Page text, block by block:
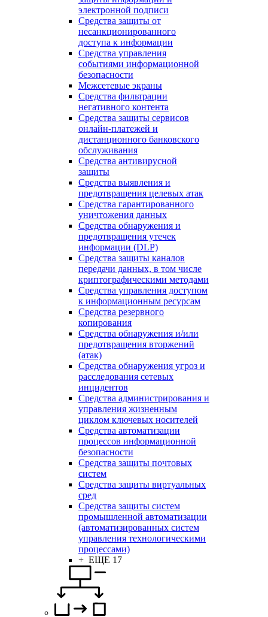
электронной подписи
Средства защиты от
несанкционированного
доступа к информации
Средства управления
событиями информационной
безопасности
Межсетевые экраны
Средства фильтрации
негативного контента
Средства защиты сервисов
онлайн-платежей и
дистанционного банковского
обслуживания
Средства антивирусной
защиты
Средства выявления и
предотвращения целевых атак
Средства гарантированного
уничтожения данных
Средства обнаружения и
предотвращения утечек
информации (DLP)
Средства защиты каналов
передачи данных, в том числе
криптографическими методами
Средства управления доступом
к информационным ресурсам
Средства резервного
копирования
Средства обнаружения и/или
предотвращения вторжений
(атак)
Средства обнаружения угроз и
расследования сетевых
инцидентов
Средства администрирования и
управления жизненным
циклом ключевых носителей
Средства автоматизации
процессов информационной
безопасности
Средства защиты почтовых
систем
Средства защиты виртуальных
сред
Средства защиты систем
промышленной автоматизации
(автоматизированных систем
управления технологическими
процессами)
+ ЕЩЕ 17